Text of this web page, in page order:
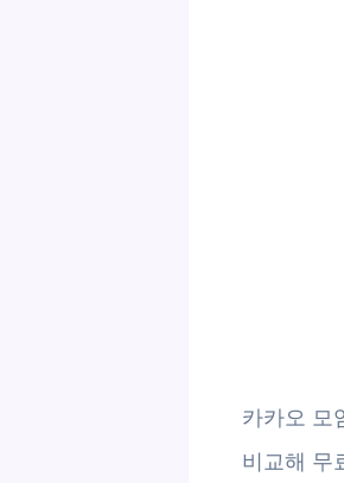
카카오 모
비교해 무